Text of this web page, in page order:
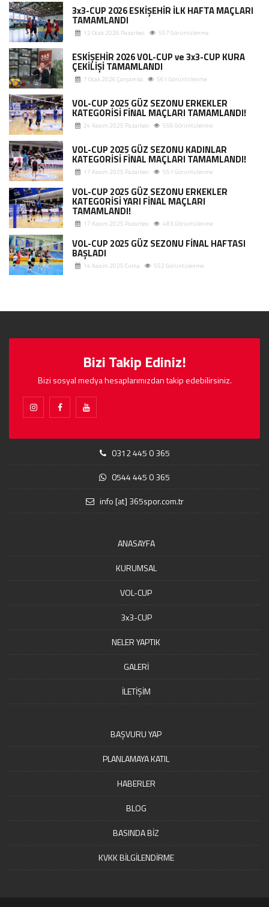
3x3-CUP 2026 ESKİŞEHİR İLK HAFTA MAÇLARI
TAMAMLANDI
12 Ocak 2026 Pazartesi 557 Görüntülenme
ESKİŞEHİR 2026 VOL-CUP ve 3x3-CUP KURA
ÇEKİLİŞİ TAMAMLANDI
7 Ocak 2026 Çarşamba 561 Görüntülenme
VOL-CUP 2025 GÜZ SEZONU ERKEKLER
KATEGORİSİ FİNAL MAÇLARI TAMAMLANDI!
24 Kasım 2025 Pazartesi 556 Görüntülenme
VOL-CUP 2025 GÜZ SEZONU KADINLAR
KATEGORİSİ FİNAL MAÇLARI TAMAMLANDI!
17 Kasım 2025 Pazartesi 551 Görüntülenme
VOL-CUP 2025 GÜZ SEZONU ERKEKLER
KATEGORİSİ YARI FİNAL MAÇLARI
TAMAMLANDI!
17 Kasım 2025 Pazartesi 483 Görüntülenme
VOL-CUP 2025 GÜZ SEZONU FİNAL HAFTASI
BAŞLADI
14 Kasım 2025 Cuma 552 Görüntülenme
Bizi Takip Ediniz!
Bizi sosyal medya hesaplarımızdan takip edebilirsiniz.
0312 445 0 365
0544 445 0 365
info [at] 365spor.com.tr
ANASAYFA
KURUMSAL
VOL-CUP
3x3-CUP
NELER YAPTIK
GALERİ
İLETİŞİM
BAŞVURU YAP
PLANLAMAYA KATIL
HABERLER
BLOG
BASINDA BİZ
KVKK BİLGİLENDİRME